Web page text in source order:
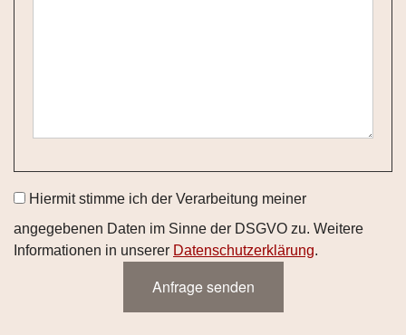
Hiermit stimme ich der Verarbeitung meiner
angegebenen Daten im Sinne der DSGVO zu. Weitere
Informationen in unserer Datenschutzerklärung.